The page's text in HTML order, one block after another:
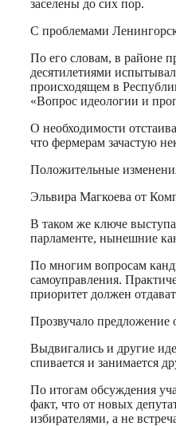
заселены до сих пор.
С проблемами
По его словам, в районе
десятилетиями
происходящем в
«Вопрос идеологии и
О необходимости
что фермерам зачастую
Положительные
Эльвира Магкоева от
В таком же ключе
парламенте, нынешние
По многим вопросам
самоуправления.
приоритет должен
Прозвучало предложение
Выдвигались и другие
спивается и занимается
По итогам обсуждения
факт, что от новых
избирателями, а не